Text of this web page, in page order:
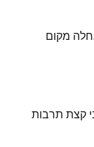
מקום
קצת תרבות